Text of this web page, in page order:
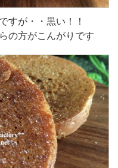
すが・・黒い！！
の方がこんがりです